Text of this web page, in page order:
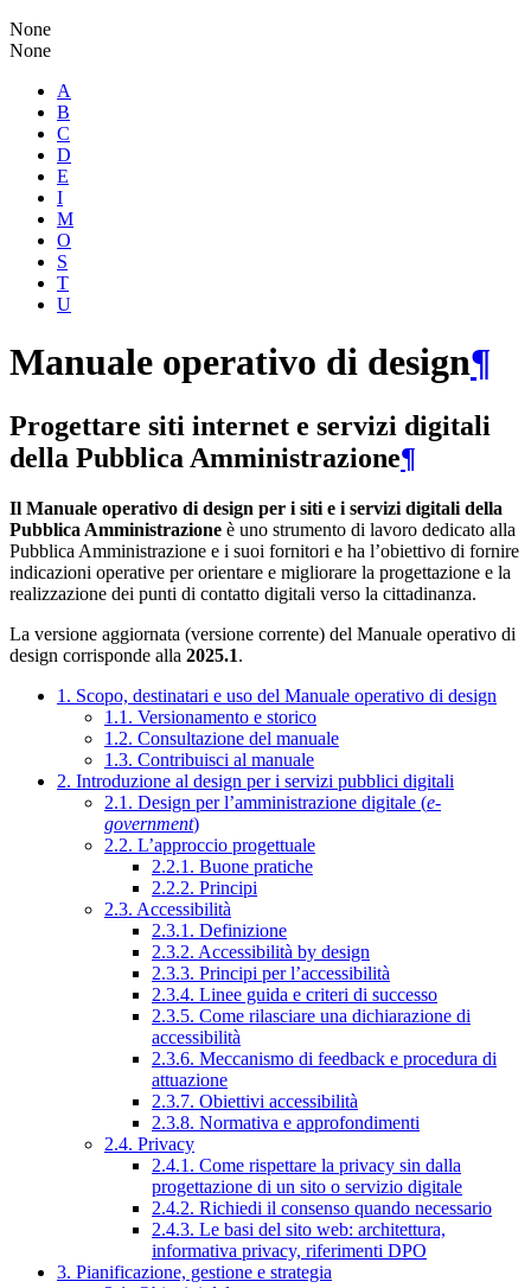
None
None
A
B
C
D
E
I
M
O
S
T
U
Manuale operativo di design¶
Progettare siti internet e servizi digitali
della Pubblica Amministrazione¶
Il Manuale operativo di design per i siti e i servizi digitali della
Pubblica Amministrazione è uno strumento di lavoro dedicato alla
Pubblica Amministrazione e i suoi fornitori e ha l’obiettivo di fornire
indicazioni operative per orientare e migliorare la progettazione e la
realizzazione dei punti di contatto digitali verso la cittadinanza.
La versione aggiornata (versione corrente) del Manuale operativo di
design corrisponde alla 2025.1.
1. Scopo, destinatari e uso del Manuale operativo di design
1.1. Versionamento e storico
1.2. Consultazione del manuale
1.3. Contribuisci al manuale
2. Introduzione al design per i servizi pubblici digitali
2.1. Design per l’amministrazione digitale (e-
government)
2.2. L’approccio progettuale
2.2.1. Buone pratiche
2.2.2. Principi
2.3. Accessibilità
2.3.1. Definizione
2.3.2. Accessibilità by design
2.3.3. Principi per l’accessibilità
2.3.4. Linee guida e criteri di successo
2.3.5. Come rilasciare una dichiarazione di
accessibilità
2.3.6. Meccanismo di feedback e procedura di
attuazione
2.3.7. Obiettivi accessibilità
2.3.8. Normativa e approfondimenti
2.4. Privacy
2.4.1. Come rispettare la privacy sin dalla
progettazione di un sito o servizio digitale
2.4.2. Richiedi il consenso quando necessario
2.4.3. Le basi del sito web: architettura,
informativa privacy, riferimenti DPO
3. Pianificazione, gestione e strategia